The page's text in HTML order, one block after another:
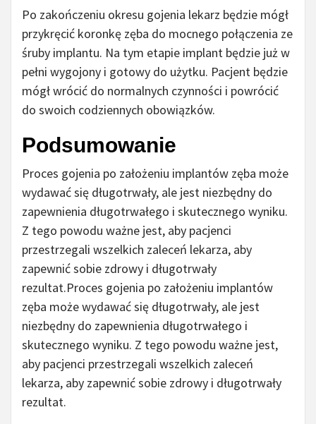
Po zakończeniu okresu gojenia lekarz będzie mógł
przykręcić koronkę zęba do mocnego połączenia ze
śruby implantu. Na tym etapie implant będzie już w
pełni wygojony i gotowy do użytku. Pacjent będzie
mógł wrócić do normalnych czynności i powrócić
do swoich codziennych obowiązków.
Podsumowanie
Proces gojenia po założeniu implantów zęba może
wydawać się długotrwały, ale jest niezbędny do
zapewnienia długotrwałego i skutecznego wyniku.
Z tego powodu ważne jest, aby pacjenci
przestrzegali wszelkich zaleceń lekarza, aby
zapewnić sobie zdrowy i długotrwały
rezultat.Proces gojenia po założeniu implantów
zęba może wydawać się długotrwały, ale jest
niezbędny do zapewnienia długotrwałego i
skutecznego wyniku. Z tego powodu ważne jest,
aby pacjenci przestrzegali wszelkich zaleceń
lekarza, aby zapewnić sobie zdrowy i długotrwały
rezultat.